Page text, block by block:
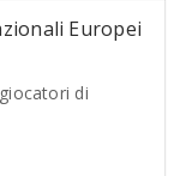
Europei
di